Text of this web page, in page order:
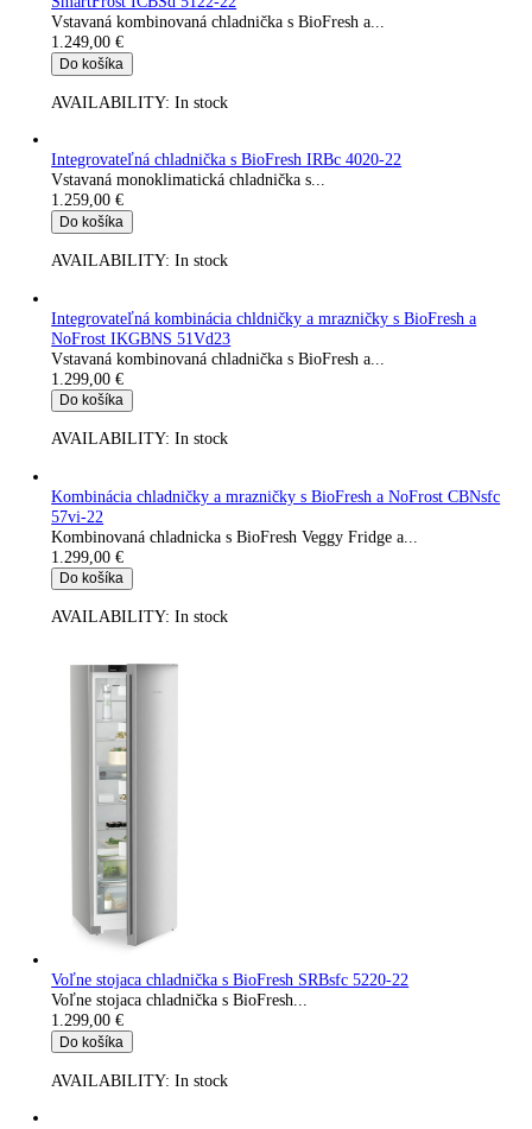
1.149,00€
Do košíka
Voľne stojaca chladnička s BioFresh RBsfc 5220-22
Voľne stojaca chladnička s BioFresh...
1.149,00
Do košíka
AVAILABILITY:In stock
Integrovateľná kombinácia chladničky a mrazničky s BioFresh
SmartFrost ICBSd 5122-22
Vstavaná kombinovaná chladnička s BioFresh a...
1.249,00€
Integrovateľná chladnička s BioFresh IRBc 4020-22
Vstavaná monoklimatická chladnička s...
1.259,00€
Do košíka
Integrovateľná kombinácia chldničky a mrazničky s BioFresh a
NoFrost IKGBNS 51Vd23
Vstavaná kombinovaná chladnička s BioFresh a...
1.299,00
Do košíka
AVAILABILITY:
Kombinácia chladničky a mrazničky s BioFresh a NoFrost
57vi-22
Kombinovaná chladnicka s BioFresh Veggy Fridge a...
Do košíka
AVAILABILITY: